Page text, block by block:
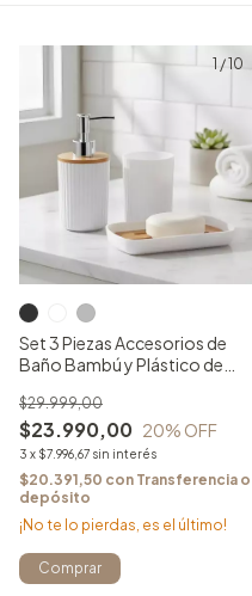
1 /10
Set 3 Piezas Accesorios de
Baño Bambú y Plástico de
$23.990,00
$29.999,00
20% OFF
3 x $7.996,67 sin interés
$20.391,50 con Transferencia o
depósito
¡No te lo pierdas, es el último!
Comprar